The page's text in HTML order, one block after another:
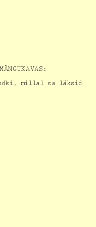
:
millal sa läksid